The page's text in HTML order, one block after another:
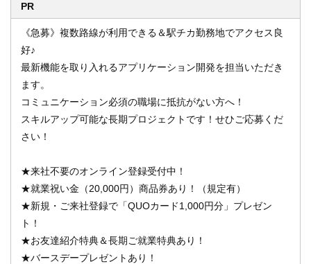
PR
《急募》複数路線が利用できる＆駅チカ勤務地でアクセス良
好♪
最新機能を取り入れるアプリケーション開発を担当いただき
ます。
コミュニケーション必須の職場に抵抗がない方へ！
スキルアップ可能な長期プロジェクトです！せひご応募くだ
さい！
★来社不要のオンライン登録受付中！
★就業祝い金（20,000円）商品券あり！（規定有）
★新規・ご来社登録で「QUOカード1,000円分」プレゼン
ト！
★お友達紹介特典＆長期ご就業特典あり！
★バースデープレゼントあり！